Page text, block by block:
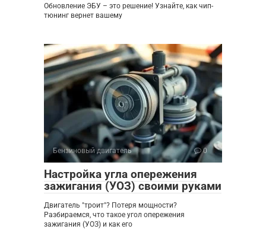
Обновление ЭБУ – это решение! Узнайте, как чип-
тюнинг вернет вашему
Бензиновый двигатель 0
Настройка угла опережения
зажигания (УОЗ) своими руками
Двигатель "троит"? Потеря мощности?
Разбираемся, что такое угол опережения
зажигания (УОЗ) и как его